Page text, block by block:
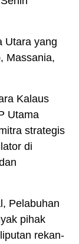
Utara yang
Massania,
Kalaus
Utama
strategis
di
Pelabuhan
pihak
rekan-